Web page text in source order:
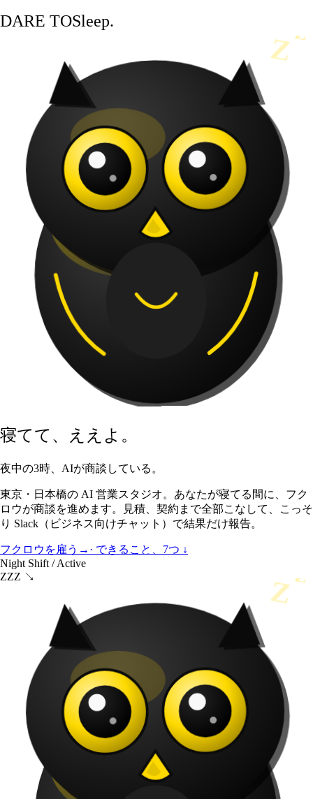
DARE TOSleep.
Z
寝てて、 ええよ 。
夜中の3時、AIが商談している。
東京・日本橋の AI 営業スタジオ。 あなたが寝てる間に、フク
ロウが商談を進めます。見積、契約まで全部こなして、こっそ
り Slack（ビジネス向けチャット）で結果だけ報告。
フクロウを雇う → · できること、7つ ↓
Night Shift / Active
ZZZ ↘
Z